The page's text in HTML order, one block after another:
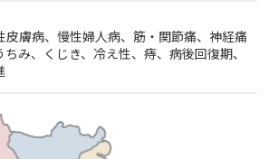
皮膚病、慢性婦人病、筋・関節痛、神経痛
み、くじき、冷え性、痔、病後回復期、